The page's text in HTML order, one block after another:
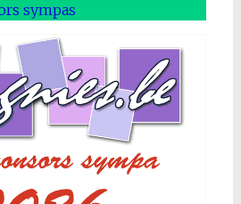
sympas